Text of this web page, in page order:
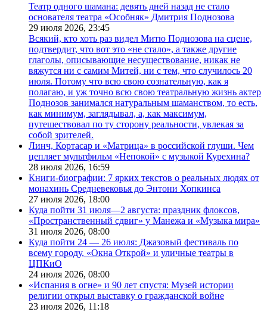
Театр одного шамана: девять дней назад не стало
основателя театра «Особняк» Дмитрия Поднозова
29 июля 2026, 23:45
Всякий, кто хоть раз видел Митю Поднозова на сцене,
подтвердит, что вот это «не стало», а также другие
глаголы, описывающие несуществование, никак не
вяжутся ни с самим Митей, ни с тем, что случилось 20
июля. Потому что всю свою сознательную, как я
полагаю, и уж точно всю свою театральную жизнь актер
Поднозов занимался натуральным шаманством, то есть,
как минимум, заглядывал, а, как максимум,
путешествовал по ту сторону реальности, увлекая за
собой зрителей.
Линч, Кортасар и «Матрица» в российской глуши. Чем
цепляет мультфильм «Непокой» с музыкой Курехина?
28 июля 2026, 16:59
Книги-биографии: 7 ярких текстов о реальных людях от
монахинь Средневековья до Энтони Хопкинса
27 июля 2026, 18:00
Куда пойти 31 июля—2 августа: праздник флоксов,
«Пространственный сдвиг» у Манежа и «Музыка мира»
31 июля 2026, 08:00
Куда пойти 24 — 26 июля: Джазовый фестиваль по
всему городу, «Окна Открой» и уличные театры в
ЦПКиО
24 июля 2026, 08:00
«Испания в огне» и 90 лет спустя: Музей истории
религии открыл выставку о гражданской войне
23 июля 2026, 11:18